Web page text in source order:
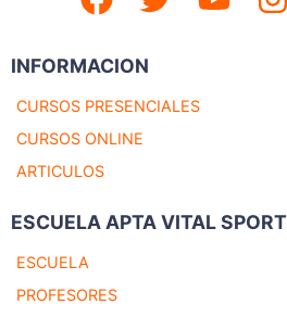
INFORMACION
CURSOS PRESENCIALES
CURSOS ONLINE
ARTICULOS
ESCUELA APTA VITAL SPORT
ESCUELA
PROFESORES